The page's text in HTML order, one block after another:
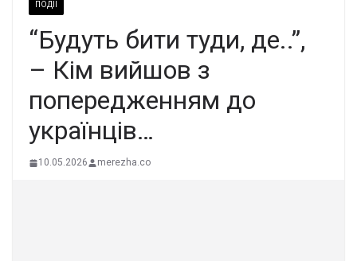
ПОДІЇ
“Будуть бити туди, де..”,
– Кім вийшов з
попередженням до
українців…
10.05.2026 merezha.co